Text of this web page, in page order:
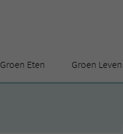
Groen Eten Groen Leven